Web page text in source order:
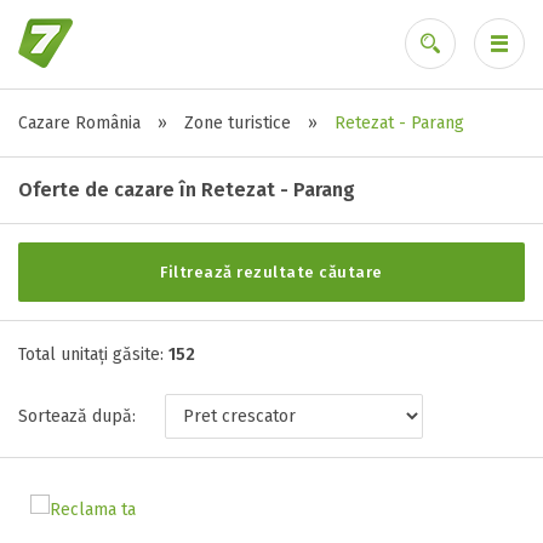
Cazare România » Zone turistice » Retezat - Parang
Oferte de cazare în Retezat - Parang
Filtrează rezultate căutare
Alte tipuri de unități
Toate tipurile de unitati de cazari
Cabana ( 68 )
Casa de vacanta ( 6 )
Hotel ( 4 )
Vila ( 25 )
Total unitați găsite: 152
Sortează după: